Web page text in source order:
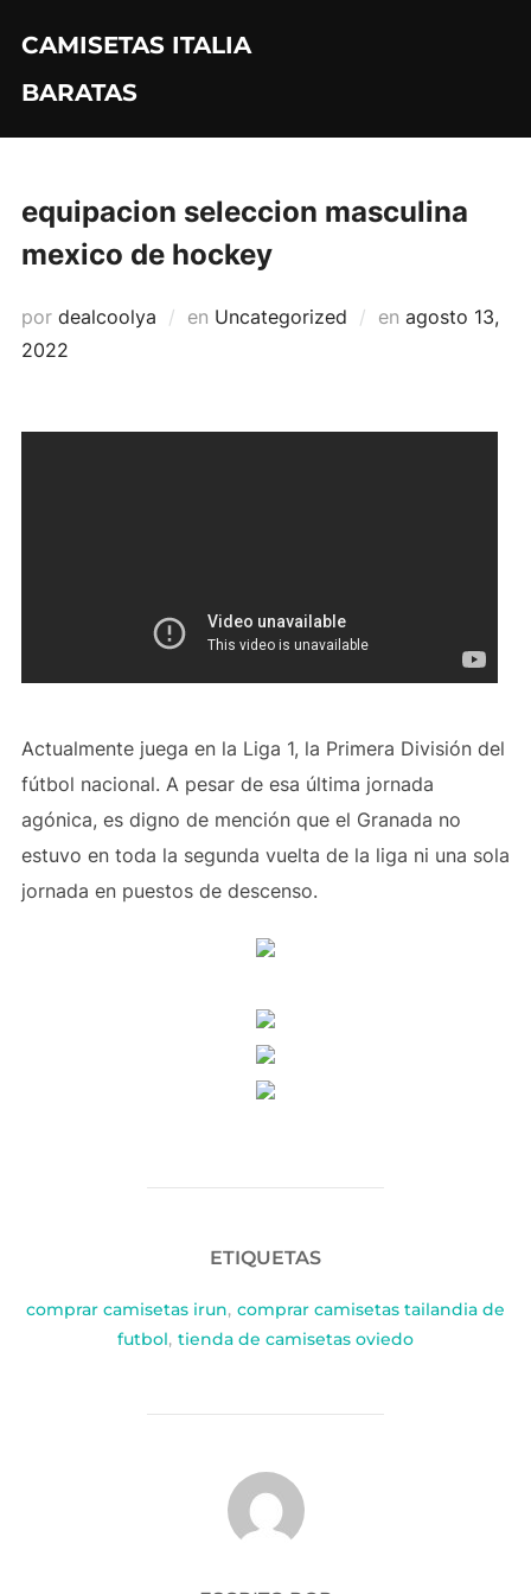
contenido
CAMISETAS ITALIA
BARATAS
equipacion seleccion masculina
mexico de hockey
por dealcoolya en Uncategorized en Publicado
agosto 13,
2022
Actualmente juega en la Liga 1, la Primera División del
fútbol nacional. A pesar de esa última jornada
agónica, es digno de mención que el Granada no
estuvo en toda la segunda vuelta de la liga ni una sola
jornada en puestos de descenso.
ETIQUETAS
comprar camisetas irun, comprar camisetas tailandia de
futbol, tienda de camisetas oviedo
AUTOR DE LA PUBLICACIÓN